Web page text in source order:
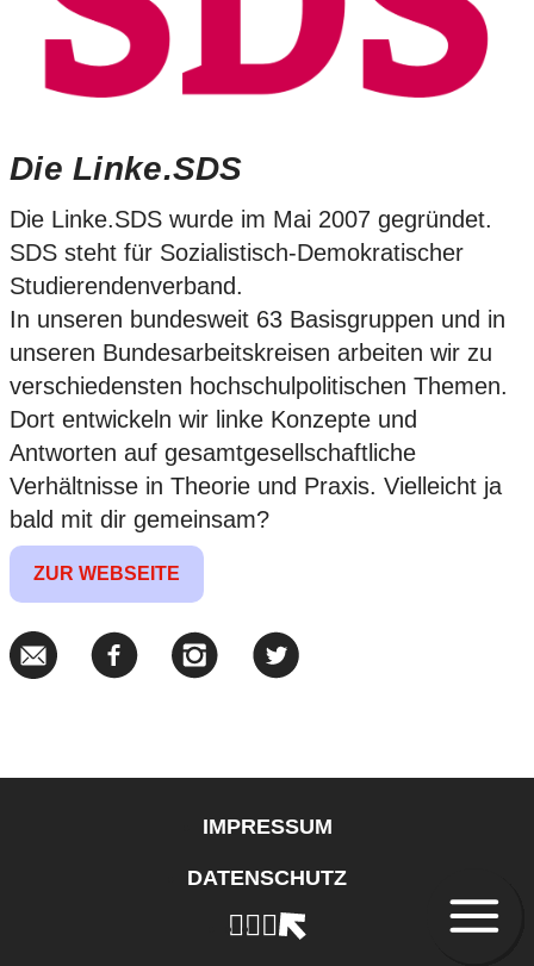
Die Linke.SDS
Die Linke.SDS wurde im Mai 2007 gegründet.
SDS steht für Sozialistisch-Demokratischer
Studierendenverband.
In unseren bundesweit 63 Basisgruppen und in
unseren Bundesarbeitskreisen arbeiten wir zu
verschiedensten hochschulpolitischen Themen.
Dort entwickeln wir linke Konzepte und
Antworten auf gesamtgesellschaftliche
Verhältnisse in Theorie und Praxis. Vielleicht ja
bald mit dir gemeinsam?
ZUR WEBSEITE
IMPRESSUM
DATENSCHUTZ